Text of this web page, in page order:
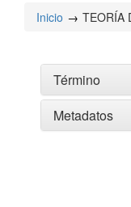
Inicio TEORÍA
Término
Metadatos